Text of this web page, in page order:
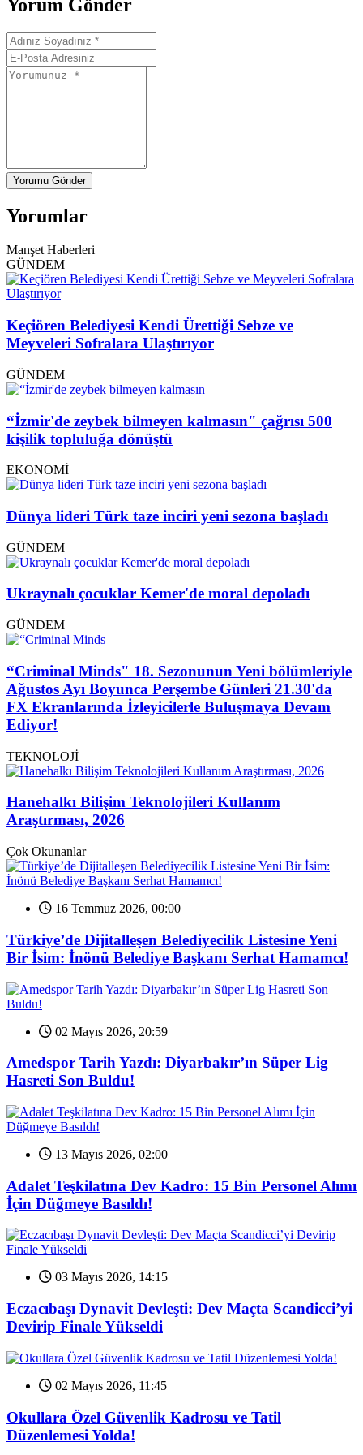
Yorum Gönder
Yorumu Gönder
Yorumlar
Manşet Haberleri
GÜNDEM
Keçiören Belediyesi Kendi Ürettiği Sebze ve
Meyveleri Sofralara Ulaştırıyor
GÜNDEM
“İzmir'de zeybek bilmeyen kalmasın" çağrısı 500
kişilik topluluğa dönüştü
EKONOMİ
Dünya lideri Türk taze inciri yeni sezona başladı
GÜNDEM
Ukraynalı çocuklar Kemer'de moral depoladı
GÜNDEM
“Criminal Minds" 18. Sezonunun Yeni bölümleriyle
Ağustos Ayı Boyunca Perşembe Günleri 21.30'da
FX Ekranlarında İzleyicilerle Buluşmaya Devam
Ediyor!
TEKNOLOJİ
Hanehalkı Bilişim Teknolojileri Kullanım
Araştırması, 2026
Çok Okunanlar
16 Temmuz 2026, 00:00
Türkiye’de Dijitalleşen Belediyecilik Listesine Yeni
Bir İsim: İnönü Belediye Başkanı Serhat Hamamcı!
02 Mayıs 2026, 20:59
Amedspor Tarih Yazdı: Diyarbakır’ın Süper Lig
Hasreti Son Buldu!
13 Mayıs 2026, 02:00
Adalet Teşkilatına Dev Kadro: 15 Bin Personel Alımı
İçin Düğmeye Basıldı!
03 Mayıs 2026, 14:15
Eczacıbaşı Dynavit Devleşti: Dev Maçta Scandicci’yi
Devirip Finale Yükseldi
02 Mayıs 2026, 11:45
Okullara Özel Güvenlik Kadrosu ve Tatil
Düzenlemesi Yolda!